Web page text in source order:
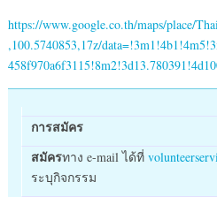
https://www.google.co.th/maps/place/
,100.5740853,17z/
การสมัคร
สมัครทาง e-mail ได้ที่
ระบุกิจกรรม